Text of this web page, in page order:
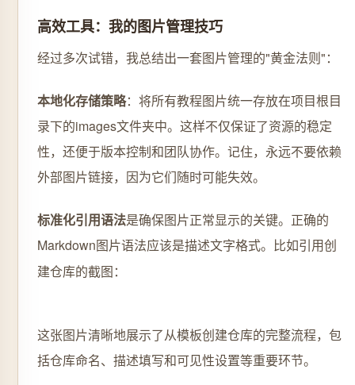
高效工具：我的图片管理技巧
经过多次试错，我总结出一套图片管理的"黄金法则"：
本地化存储策略：将所有教程图片统一存放在项目根目
录下的images文件夹中。这样不仅保证了资源的稳定
性，还便于版本控制和团队协作。记住，永远不要依赖
外部图片链接，因为它们随时可能失效。
标准化引用语法是确保图片正常显示的关键。正确的
Markdown图片语法应该是描述文字格式。比如引用创
建仓库的截图：
这张图片清晰地展示了从模板创建仓库的完整流程，包
括仓库命名、描述填写和可见性设置等重要环节。